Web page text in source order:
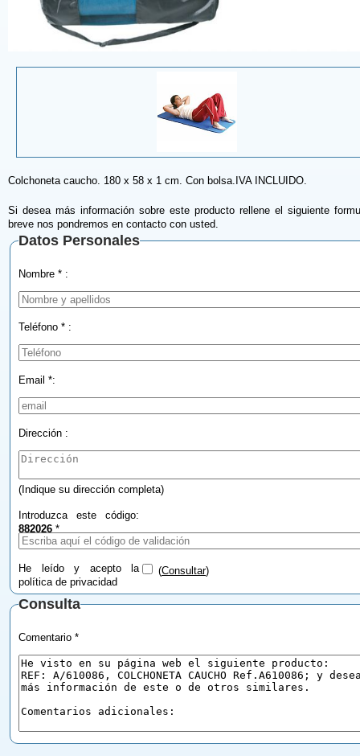
Colchoneta caucho. 180 x 58 x 1 cm. Con bolsa.IVA INCLUIDO.
Si desea más información sobre este producto rellene el siguiente
breve nos pondremos en contacto con usted.
Datos Personales
Nombre * :
Teléfono * :
Email *:
Dirección :
(Indique su dirección completa)
Introduzca este código:
882026 *
He leído y acepto la
política de privacidad
(Consultar)
Consulta
Comentario *